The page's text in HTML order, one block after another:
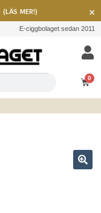
(LÄS MER!) ×
E-ciggbolaget sedan 2011
0